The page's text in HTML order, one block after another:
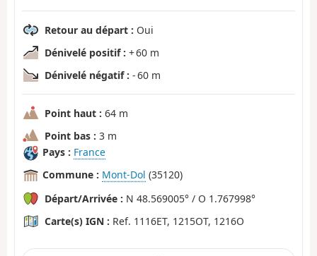
Retour au départ : Oui
Dénivelé positif : + 60 m
Dénivelé négatif : - 60 m
Point haut : 64 m
Point bas : 3 m
Pays : France
Commune : Mont-Dol (35120)
Départ/Arrivée : N 48.569005° / O 1.767998°
Carte(s) IGN : Ref. 1116ET, 1215OT, 1216O